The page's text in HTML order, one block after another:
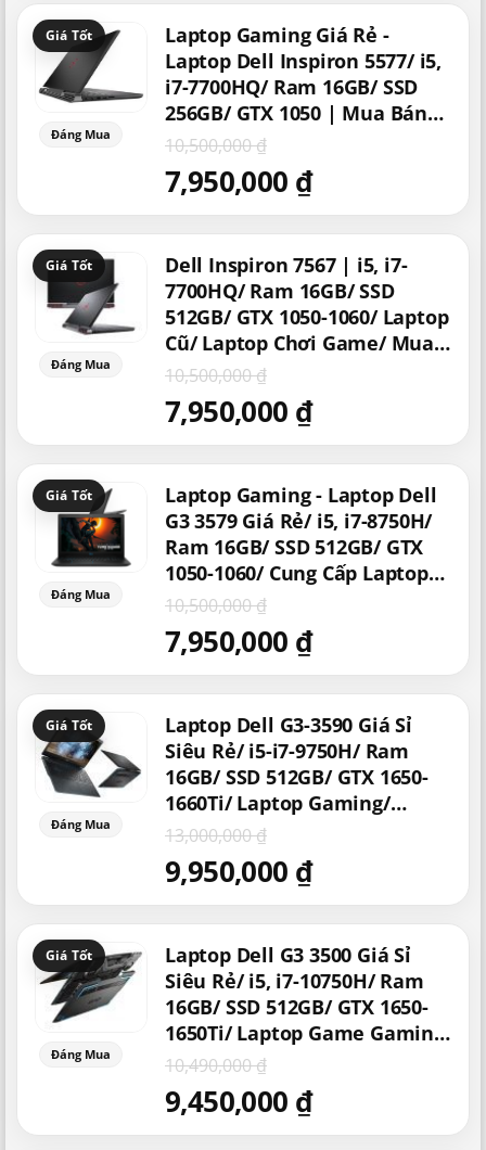
Laptop Gaming Giá Rẻ -
Laptop Dell Inspiron 5577/ i5,
i7-7700HQ/ Ram 16GB/ SSD
256GB/ GTX 1050 | Mua Bán
Laptop Chơi Game - Laptop
Game Giá Rẻ
10,500,000₫
Giá
gốc
10,500,000 ₫.
7,950,000 ₫
Giá
hiện
7,950,000 ₫.
Dell Inspiron 7567 | i5, i7-
7700HQ/ Ram 16GB/ SSD
512GB/ GTX 1050-1060/ Laptop
Cũ/ Laptop Chơi Game/ Mua
Laptop Gaming Giá Rẻ
10,500,000₫
Giá
gốc
10,500,000 ₫.
7,950,000 ₫
Giá
hiện
7,950,000 ₫.
Laptop Gaming - Laptop Dell
G3 3579 Giá Rẻ/ i5, i7-8750H/
Ram 16GB/ SSD 512GB/ GTX
1050-1060/ Cung Cấp Laptop
Gaming Dell Giá Rẻ
10,500,000₫
Giá
gốc
10,500,000 ₫.
7,950,000 ₫
Giá
hiện
7,950,000 ₫.
Laptop Dell G3-3590 Giá Sỉ
Siêu Rẻ/ i5-i7-9750H/ Ram
16GB/ SSD 512GB/ GTX 1650-
1660Ti/ Laptop Gaming/
Laptop Chơi Game Giá Rẻ
13,000,000₫
Giá
gốc
13,000,000 ₫.
9,950,000 ₫
Giá
hiện
9,950,000 ₫.
Laptop Dell G3 3500 Giá Sỉ
Siêu Rẻ/ i5, i7-10750H/ Ram
16GB/ SSD 512GB/ GTX 1650-
1650Ti/ Laptop Game Gaming
Giá Rẻ
10,490,000₫
Giá
gốc
10,490,000 ₫.
9,450,000 ₫
Giá
hiện
9,450,000 ₫.